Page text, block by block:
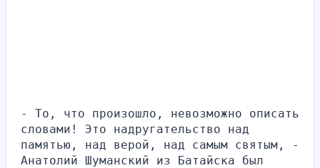
- То, что произошло, невозможно описать
словами! Это надругательство над
памятью, над верой, над самым святым, -
Анатолий Шуманский из Батайска был